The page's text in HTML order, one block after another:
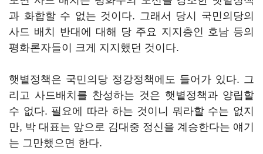
과 화합할 수 없는 것이다. 그래서 당시 국민의당의
사드 배치 반대에 대해 당 주요 지지층인 호남 등의
평화론자들이 크게 지지했던 것이다.
햇볕정책은 국민의당 정강정책에도 들어가 있다. 그
리고 사드배치를 찬성하는 것은 햇볕정책과 양립할
수 없다. 필요에 따라 하는 것이니 뭐라할 수는 없지
만, 박 대표는 앞으로 김대중 정신을 계승한다는 얘기
는 그만했으면 한다.